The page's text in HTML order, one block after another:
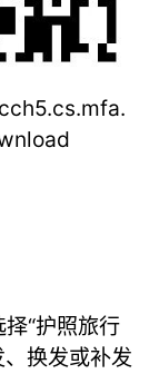
“护照旅行
换发或补发